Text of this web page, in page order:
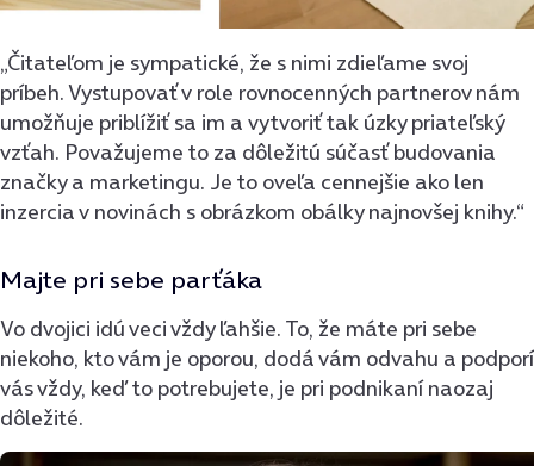
„Čitateľom je sympatické, že s nimi zdieľame svoj
príbeh. Vystupovať v role rovnocenných partnerov nám
umožňuje priblížiť sa im a vytvoriť tak úzky priateľský
vzťah. Považujeme to za dôležitú súčasť budovania
značky a marketingu. Je to oveľa cennejšie ako len
inzercia v novinách s obrázkom obálky najnovšej knihy.“
Majte pri sebe parťáka
Vo dvojici idú veci vždy ľahšie. To, že máte pri sebe
niekoho, kto vám je oporou, dodá vám odvahu a podporí
vás vždy, keď to potrebujete, je pri podnikaní naozaj
dôležité.